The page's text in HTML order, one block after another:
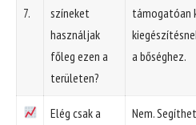
7.
színeket
használjak
főleg ezen a
területen?
támogatóan
a bőséghez.
Elég csak a
Nem.